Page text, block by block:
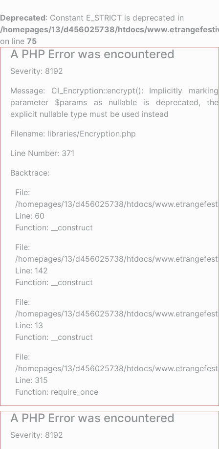
Deprecated: Constant E_STRICT is deprecated in
/homepages/13/d456025738/htdocs/
on line 75
A PHP Error was encountered
Severity: 8192
Message: CI_Encryption::encrypt(): Implicitly marking
parameter $params as nullable is deprecated, the
explicit nullable type must be used instead
Filename: libraries/Encryption.php
Line Number: 371
Backtrace:
File:
/homepages/13/d456025738/htdocs/
Line: 60
Function: __construct
File:
/homepages/13/d456025738/htdocs/
Line: 142
Function: __construct
File:
/homepages/13/d456025738/htdocs/
Line: 13
Function: __construct
File:
/homepages/13/d456025738/htdocs/
Line: 315
Function: require_once
A PHP Error was encountered
Severity: 8192